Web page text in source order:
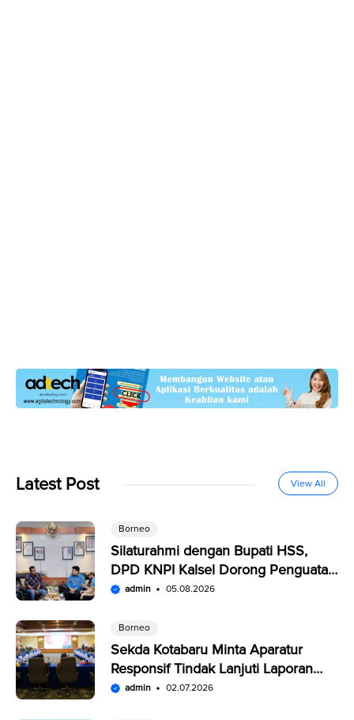
Latest Post View All
Borneo
Silaturahmi dengan Bupati HSS,
DPD KNPI Kalsel Dorong Penguatan
SDM Pemuda
admin 05.08.2026
Borneo
Sekda Kotabaru Minta Aparatur
Responsif Tindak Lanjuti Laporan
Warga di SP4N-LAPOR
admin 02.07.2026